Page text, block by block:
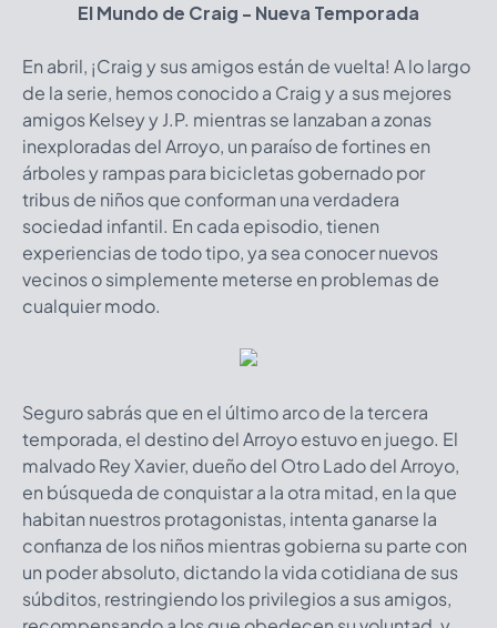
El Mundo de Craig - Nueva Temporada
En abril, ¡Craig y sus amigos están de vuelta! A lo largo
de la serie, hemos conocido a Craig y a sus mejores
amigos Kelsey y J.P. mientras se lanzaban a zonas
inexploradas del Arroyo, un paraíso de fortines en
árboles y rampas para bicicletas gobernado por
tribus de niños que conforman una verdadera
sociedad infantil. En cada episodio, tienen
experiencias de todo tipo, ya sea conocer nuevos
vecinos o simplemente meterse en problemas de
cualquier modo.
Seguro sabrás que en el último arco de la tercera
temporada, el destino del Arroyo estuvo en juego. El
malvado Rey Xavier, dueño del Otro Lado del Arroyo,
en búsqueda de conquistar a la otra mitad, en la que
habitan nuestros protagonistas, intenta ganarse la
confianza de los niños mientras gobierna su parte con
un poder absoluto, dictando la vida cotidiana de sus
súbditos, restringiendo los privilegios a sus amigos,